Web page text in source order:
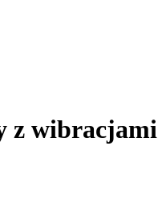
z wibracjami